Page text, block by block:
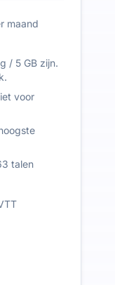
maand
/ 5 GB zijn.
voor
talen